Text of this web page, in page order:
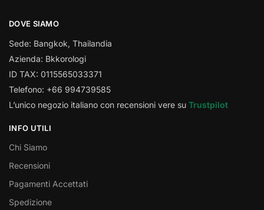
DOVE SIAMO
Sede: Bangkok, Thailandia
Azienda: Bkkorologi
ID TAX: 0115565033371
Telefono: +66 994739585
L’unico negozio italiano con recensioni vere su Trustpilot
INFO UTILI
Chi Siamo
Recensioni
Pagamenti Accettati
Spedizione